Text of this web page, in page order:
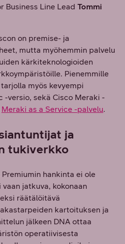
Business Line Lead Tommi
on premise- ja
mutta myöhemmin palvelu
kärkiteknologioiden
Pienemmille
myös kevyempi
-versio, sekä Cisco Meraki -
Meraki as a Service -palvelu.
ja
tukiverkko
hankinta ei ole
jatkuva, kokonaan
räätälöitävä
kartoituksen ja
jälkeen DNA ottaa
operatiivisesta